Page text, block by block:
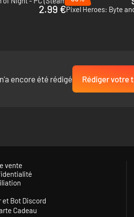
2.99 €Pixel Heroes: Byte
encore été rédigé Rédiger votre
vente
et Bot Discord
Cadeau